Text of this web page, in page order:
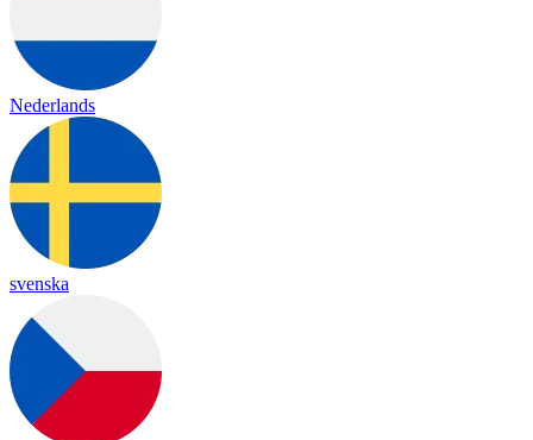
Nederlands
svenska